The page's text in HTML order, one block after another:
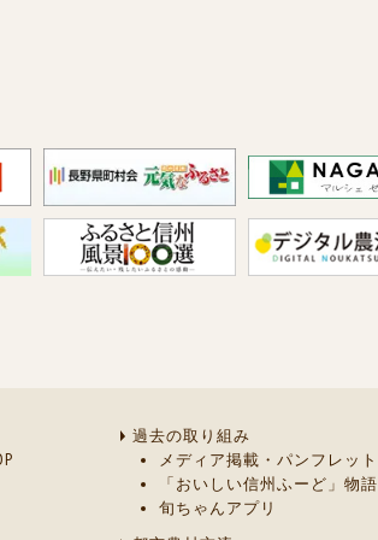
過去の取り組み
メディア掲載・パンフレット
「おいしい信州ふーど」物語
旬ちゃんアプリ